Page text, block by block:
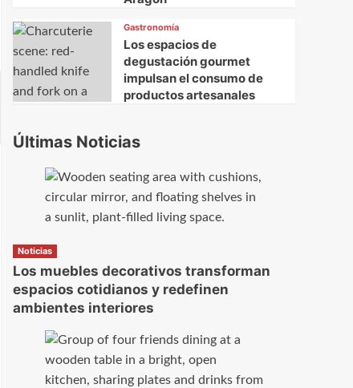
Gastronomía
Los espacios de
degustación gourmet
impulsan el consumo de
productos artesanales
Últimas Noticias
Noticias
Los muebles decorativos transforman
espacios cotidianos y redefinen
ambientes interiores